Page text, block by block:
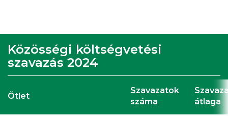
Közösségi költségvetési
szavazás 2024
Ötlet
Szavazatok
száma
átlaga